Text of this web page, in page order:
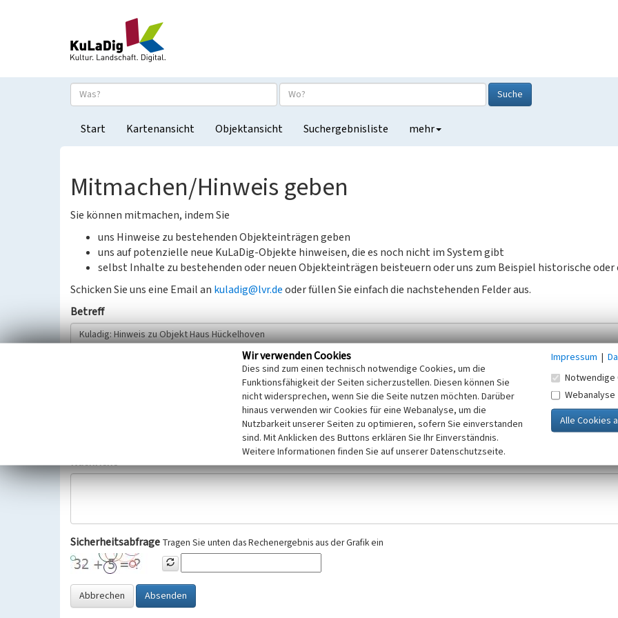
Suche
Start Kartenansicht Objektansicht Suchergebnisliste mehr
Mitmachen/Hinweis geben
Sie können mitmachen, indem Sie
uns Hinweise zu bestehenden Objekteinträgen geben
uns auf potenzielle neue KuLaDig-Objekte hinweisen, die es noch nicht im System gibt
selbst Inhalte zu bestehenden oder neuen Objekteinträgen beisteuern oder uns zum Beispiel historische oder
Schicken Sie uns eine Email an kuladig@lvr.deoder füllen Sie einfach die nachstehenden Felder aus.
Betreff
Wir bitten Sie um freiwillige Angabe Ihres Namens und Ihrer E-Mail-Adresse. Ihre Angaben werden ausschließlich im Rahmen der KuLaDig-
Selbstverständlich werden diese entsprechend der Vorschriften des Telemediengesetzes, des Datenschutzgesetzes NRW und der seit
Datenschutzgrundverordnung (EU-DSGVO) vertraulich behandelt, beachten Sie bitte unsere Hinweise zumDatenschutz
Nachricht
Sicherheitsabfrage Tragen Sie unten das Rechenergebnis aus der Grafik ein
Abbrechen Absenden
Wir verwenden Cookies
Dies sind zum einen technisch notwendige Cookies, um die
Funktionsfähigkeit der Seiten sicherzustellen. Diesen können Sie
nicht widersprechen, wenn Sie die Seite nutzen möchten. Darüber
hinaus verwenden wir Cookies für eine Webanalyse, um die
Nutzbarkeit unserer Seiten zu optimieren, sofern Sie einverstanden
sind. Mit Anklicken des Buttons erklären Sie Ihr Einverständnis.
Weitere Informationen finden Sie auf unserer Datenschutzseite.
Impressum |
Notwendige
Webanalyse